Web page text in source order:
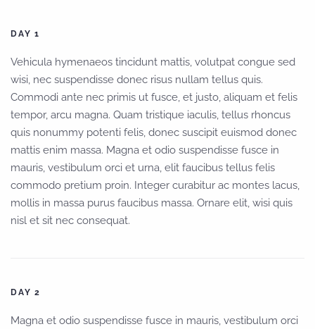
DAY 1
Vehicula hymenaeos tincidunt mattis, volutpat congue sed
wisi, nec suspendisse donec risus nullam tellus quis.
Commodi ante nec primis ut fusce, et justo, aliquam et felis
tempor, arcu magna. Quam tristique iaculis, tellus rhoncus
quis nonummy potenti felis, donec suscipit euismod donec
mattis enim massa. Magna et odio suspendisse fusce in
mauris, vestibulum orci et urna, elit faucibus tellus felis
commodo pretium proin. Integer curabitur ac montes lacus,
mollis in massa purus faucibus massa. Ornare elit, wisi quis
nisl et sit nec consequat.
DAY 2
Magna et odio suspendisse fusce in mauris, vestibulum orci